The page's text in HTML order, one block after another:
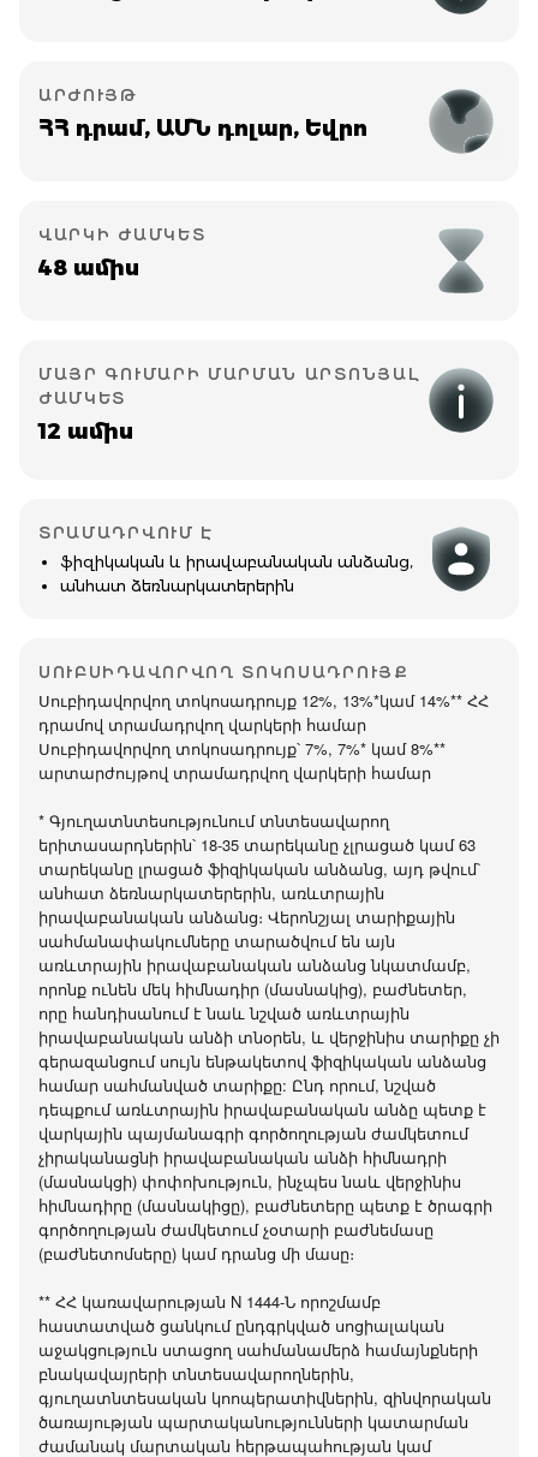
ԱՐԺՈՒՅԹ
ՀՀ դրամ, ԱՄՆ դոլար, Եվրո
ՎԱՐԿԻ ԺԱՄԿԵՏ
48 ամիս
ՄԱՅՐ ԳՈՒՄԱՐԻ ՄԱՐՄԱՆ ԱՐՏՈՆՅԱԼ
ԺԱՄԿԵՏ
12 ամիս
ՏՐԱՄԱԴՐՎՈՒՄ Է
ֆիզիկական և իրավաբանական անձանց,
անհատ ձեռնարկատերերին
ՍՈՒԲՍԻԴԱՎՈՐՎՈՂ ՏՈԿՈՍԱԴՐՈՒՅՔ
Սուբիդավորվող տոկոսադրույք 12%, 13%*կամ 14%** ՀՀ
դրամով տրամադրվող վարկերի համար
Սուբիդավորվող տոկոսադրույք՝ 7%, 7%* կամ 8%**
արտարժույթով տրամադրվող վարկերի համար
* Գյուղատնտեսությունում տնտեսավարող
երիտասարդներին՝ 18-35 տարեկանը չլրացած կամ 63
տարեկանը լրացած ֆիզիկական անձանց, այդ թվում՝
անհատ ձեռնարկատերերին, առևտրային
իրավաբանական անձանց։ Վերոնշյալ տարիքային
սահմանափակումները տարածվում են այն
առևտրային իրավաբանական անձանց նկատմամբ,
որոնք ունեն մեկ հիմնադիր (մասնակից), բաժնետեր,
որը հանդիսանում է նաև նշված առևտրային
իրավաբանական անձի տնօրեն, և վերջինիս տարիքը չի
գերազանցում սույն ենթակետով ֆիզիկական անձանց
համար սահմանված տարիքը: Ընդ որում, նշված
դեպքում առևտրային իրավաբանական անձը պետք է
վարկային պայմանագրի գործողության ժամկետում
չիրականացնի իրավաբանական անձի հիմնադրի
(մասնակցի) փոփոխություն, ինչպես նաև վերջինիս
հիմնադիրը (մասնակիցը), բաժնետերը պետք է ծրագրի
գործողության ժամկետում չօտարի բաժնեմասը
(բաժնետոմսերը) կամ դրանց մի մասը։
** ՀՀ կառավարության N 1444-Ն որոշմամբ
հաստատված ցանկում ընդգրկված սոցիալական
աջակցություն ստացող սահմանամերձ համայնքների
բնակավայրերի տնտեսավարողներին,
գյուղատնտեսական կոոպերատիվներին, զինվորական
ծառայության պարտականությունների կատարման
ժամանակ մարտական հերթապահության կամ